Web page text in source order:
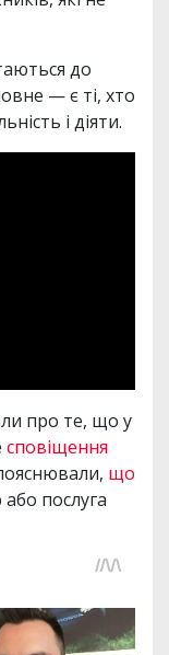
до
— є ті, хто
і діяти.
про те, що у
сповіщення
що
послуга